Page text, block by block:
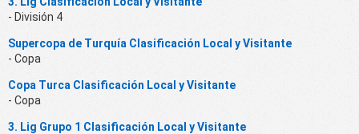
- División 4
Supercopa de Turquía Clasificación Local y Visitante
- Copa
Copa Turca Clasificación Local y Visitante
- Copa
3. Lig Grupo 1 Clasificación Local y Visitante